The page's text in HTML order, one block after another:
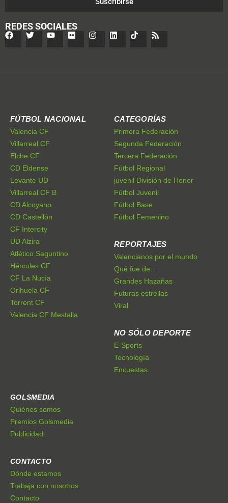
REDES SOCIALES
FÚTBOL NACIONAL
Valencia CF
Villarreal CF
Elche CF
CD Eldense
Levante UD
Villarreal CF B
CD Alcoyano
CD Castellón
CF Intercity
UD Alzira
Atlético Saguntino
Hércules CF
CF La Nucía
Orihuela CF
Torrent CF
Valencia CF Mestalla
CATEGORÍAS
Primera Federación
Segunda Federación
Tercera Federación
Fútbol Regional
juvenil División de Honor
Fútbol Juvenil
Fútbol Base
Fútbol Femenino
REPORTAJES
Valencianos por el mundo
Qué fue de...
Grandes Hazañas
Futuras estrellas
Viral
NO SÓLO DEPORTE
E-Sports
Tecnología
Encuestas
GOLSMEDIA
Quiénes somos
Premios Golsmedia
Publicidad
CONTACTO
Dónde estamos
Trabaja con nosotros
Contacto